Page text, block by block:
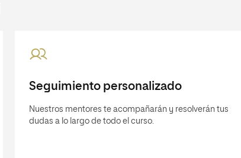
Seguimiento personalizado
Nuestros mentores te acompañarán y resolverán tus
dudas a lo largo de todo el curso.